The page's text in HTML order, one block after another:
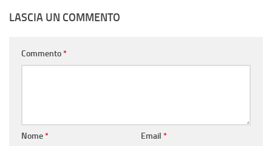
LASCIA UN COMMENTO
Commento*
Nome* Email *